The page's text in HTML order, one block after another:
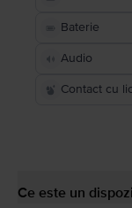
Baterie
Audio
Contact cu
Ce este un